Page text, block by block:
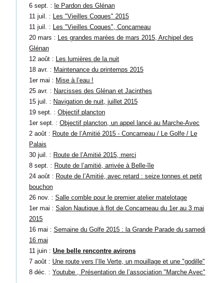
6 sept. : le Pardon des Glénan
11 juil. :
Les "Vieilles Coques" 2015
11 juil. :
Les "Vieilles Coques", Concarneau
20 mars :
Les grandes marées de mars 2015, Archipel des
Glénan
12 août :
Les lumières de la nuit
18 avr. : Maintenance du printemps 2015
1er mai : Mise à l’eau !
25 avr. : Narcisses des Glénan et Jacinthes
15 juil. : Navigation de nuit, juillet 2015
19 sept. : Objectif plancton
1er sept. : Objectif plancton, un appel lancé au Marche-Avec
2 août : Route de l’Amitié 2015 - Concarneau / Le Golfe / Le
Palais
30 juil. : Route de l’Amitié 2015, merci
8 sept. : Route de l’amitié, arrivée à Belle-île
24 août : Route de l’Amitié, avec retard : seize tonnes et petit
bouchon
26 nov. : Salle comble pour le premier atelier matelotage
1er mai : Salon Nautique à flot de Concarneau du 1er au 3 mai
2015
16 mai : Semaine du Golfe 2015 : la Grande Parade du samedi
16 mai
11 juin : Une belle rencontre avirons
7 août : Une route vers l’Ile Verte, un mouillage et une "godille"
8 déc. : Youtube , Présentation de l’association "Marche Avec"